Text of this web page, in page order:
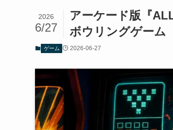
アーケード版『
ボウリングゲーム
2026
6/27
ゲーム 2026-06-27